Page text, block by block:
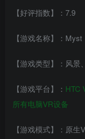
【好评指数】：7.9
【游戏名称】：Myst
【游戏类型】：风
【游戏平台】： HTC
所有电脑VR设备
【游戏模式】：原生